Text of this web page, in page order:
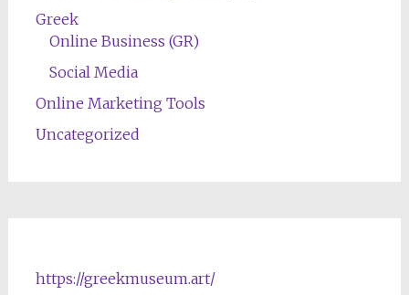
Greek
Online Business (GR)
Social Media
Online Marketing Tools
Uncategorized
https://greekmuseum.art/